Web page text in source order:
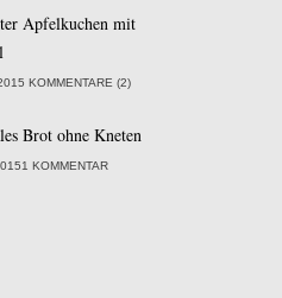
Apfelkuchen mit
KOMMENTARE (2)
Brot ohne Kneten
KOMMENTAR